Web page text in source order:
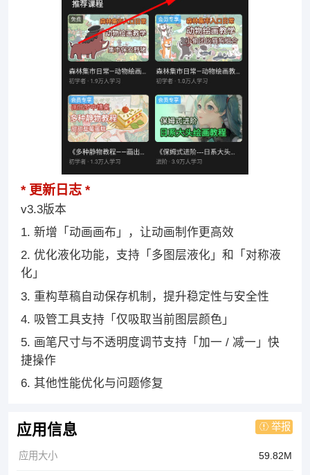
更新日志
v3.3版本
1. 新增「动画画布」，让动画制作更高效
2. 优化液化功能，支持「多图层液化」和「对称液
化」
3. 重构草稿自动保存机制，提升稳定性与安全性
4. 吸管工具支持「仅吸取当前图层颜色」
5. 画笔尺寸与不透明度调节支持「加一 / 减一」快
捷操作
6. 其他性能优化与问题修复
应用信息 举报
应用大小 59.82M